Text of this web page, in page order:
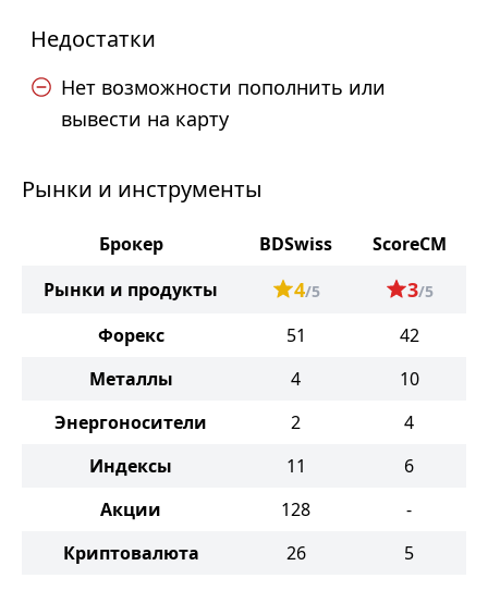
Недостатки
Нет возможности пополнить или
вывести на карту
Рынки и инструменты
Брокер BDSwiss
ScoreCM
Рынки и продукты
4/5 3/5
Форекс 51
42
Металлы
4
10
Энергоносители
2
4
Индексы
11
6
Акции
128
-
Криптовалюта
26 5